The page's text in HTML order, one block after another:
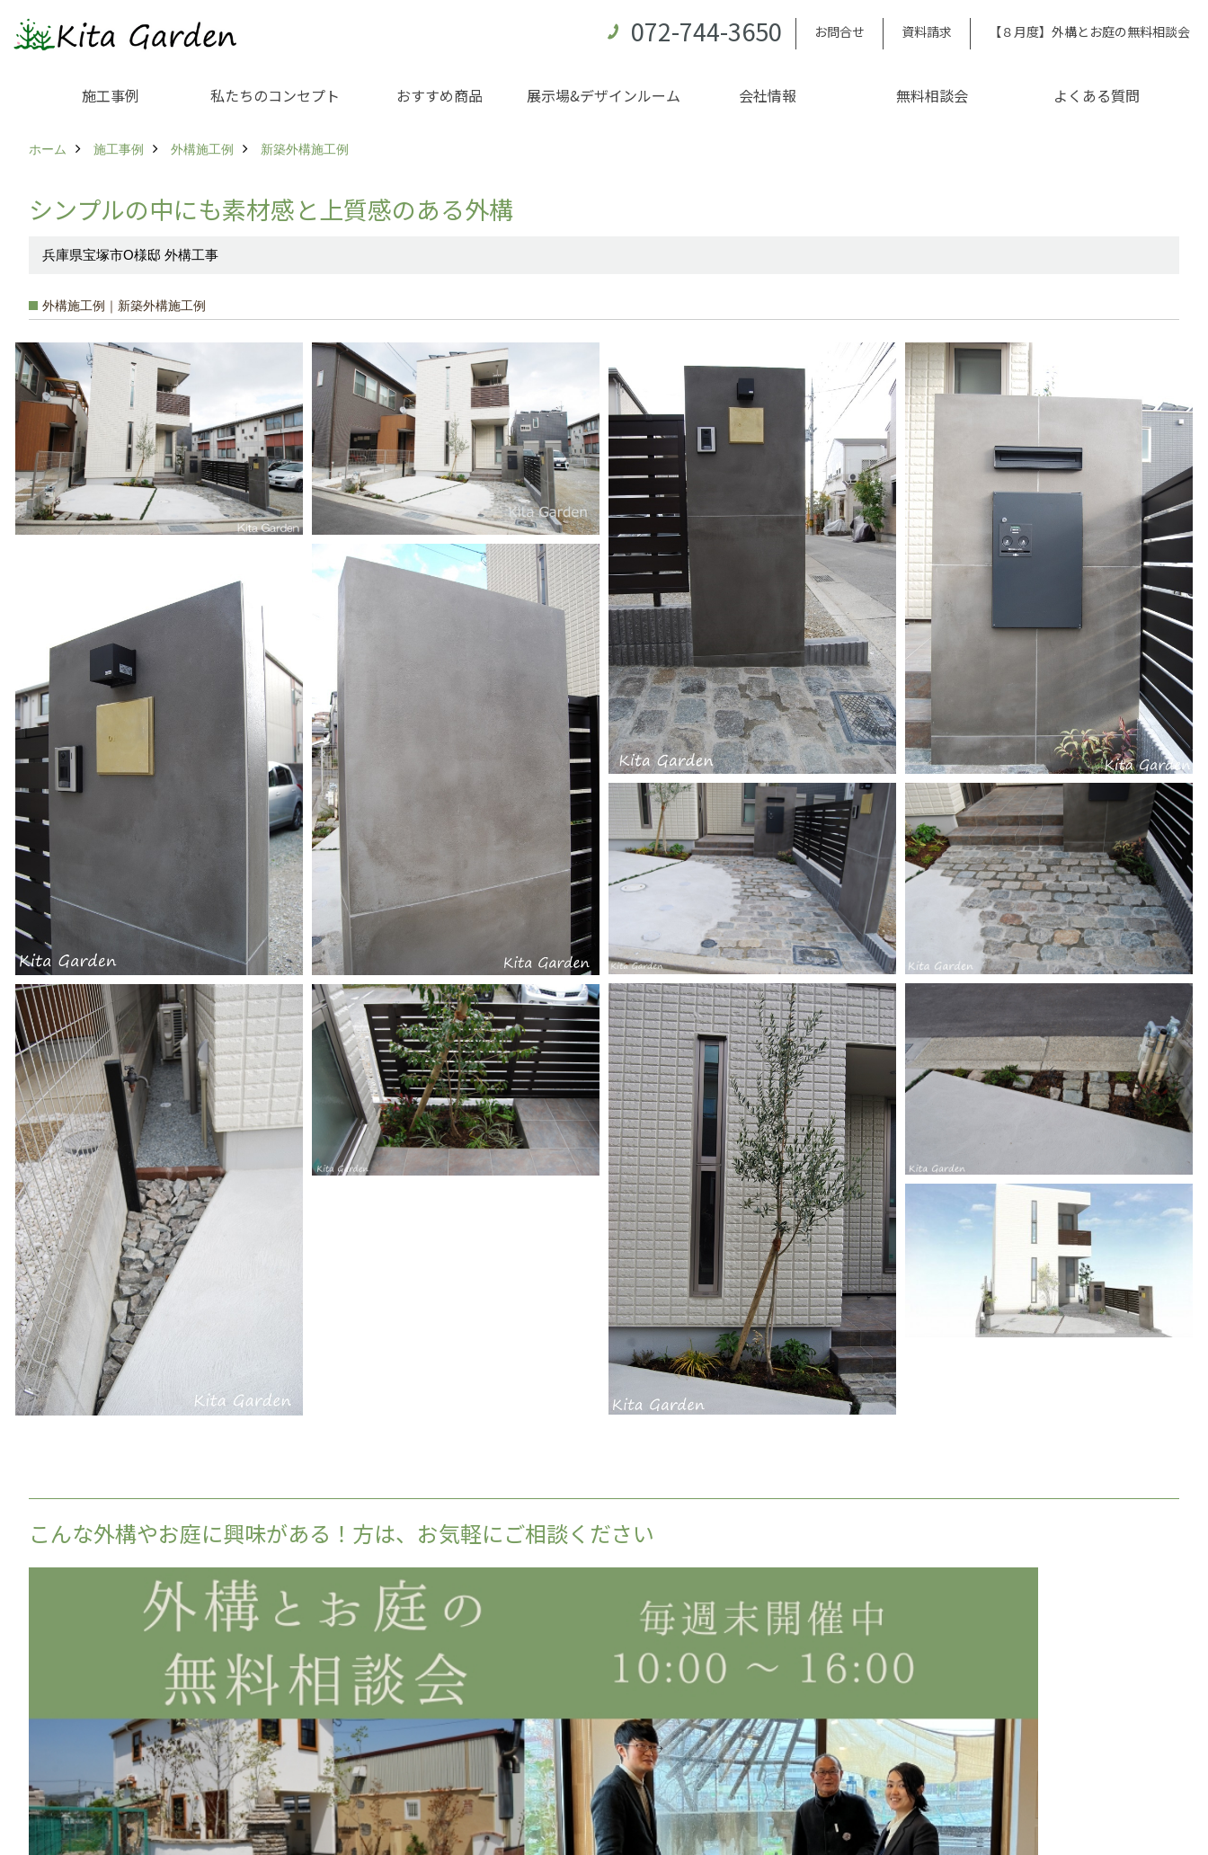
072-744-3650 お問合せ 資料請求 【８月度】外構とお庭の無料相談会
施工事例 私たちのコンセプト おすすめ商品 展示場&デザインルーム 会社情報 無料相談会 よくある質問
ホーム 施工事例 外構施工例 新築外構施工例
シンプルの中にも素材感と上質感のある外構
兵庫県宝塚市O様邸 外構工事
外構施工例｜新築外構施工例
こんな外構やお庭に興味がある！方は、お気軽にご相談ください